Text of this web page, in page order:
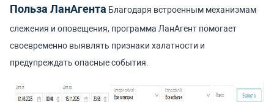
Польза ЛанАгента Благодаря встроенным механизмам
слежения и оповещения, программа ЛанАгент помогает
своевременно выявлять признаки халатности и
предупреждать опасные события.